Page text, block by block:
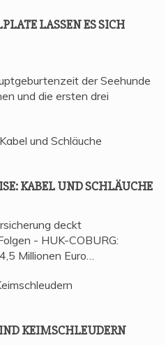
LAS­SEN ES SICH
der Seehunde
und die ersten drei
KABEL UND SCHLÄUCHE
deckt
- HUK-COBURG:
Millionen Euro…
KEIMSCHLEUDERN